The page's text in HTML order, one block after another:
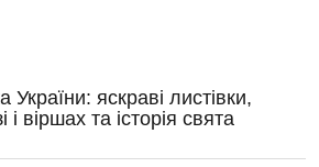
України: яскраві листівки,
і віршах та історія свята